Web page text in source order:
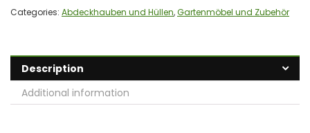
Categories: Abdeckhauben und Hüllen,Gartenmöbel und Zubehör
Description
Additional information